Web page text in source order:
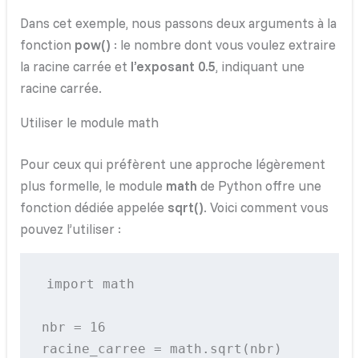
Dans cet exemple, nous passons deux arguments à la
fonction pow() : le nombre dont vous voulez extraire
la racine carrée et l’exposant 0.5, indiquant une
racine carrée.
Utiliser le module math
Pour ceux qui préfèrent une approche légèrement
plus formelle, le module math de Python offre une
fonction dédiée appelée sqrt(). Voici comment vous
pouvez l’utiliser :
import math
nbr = 16
racine_carree = math.sqrt(nbr)